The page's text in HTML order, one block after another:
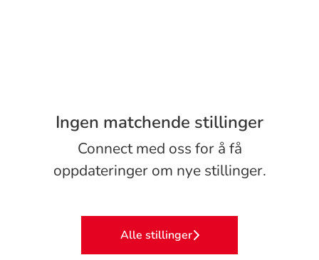
Ingen matchende stillinger
Connect med oss for å få
oppdateringer om nye stillinger.
Alle stillinger